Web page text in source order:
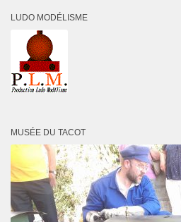
LUDO MODÉLISME
MUSÉE DU TACOT